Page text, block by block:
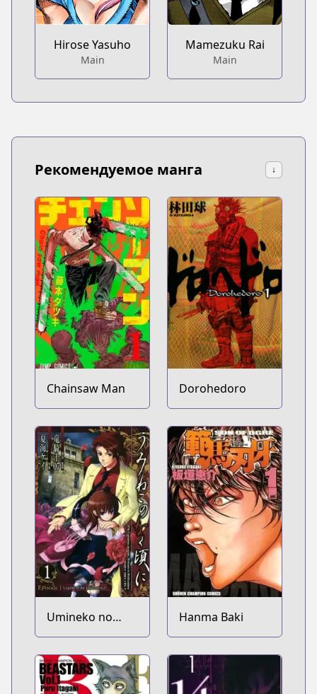
Hirose Yasuho
Main
Mamezuku Rai
Main
Рекомендуемое манга ↓
Chainsaw Man Dorohedoro
Umineko no
Naku Koro ni -
Episode 1:
Legend of the
Golden Witch
Hanma Baki